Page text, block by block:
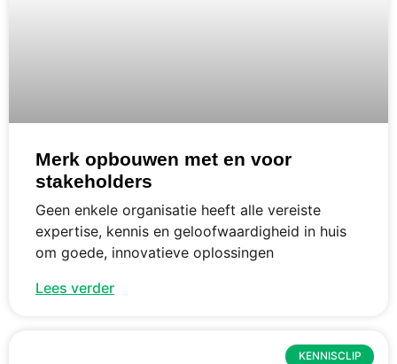
Merk opbouwen met en voor
stakeholders
Geen enkele organisatie heeft alle vereiste
expertise, kennis en geloofwaardigheid in huis
om goede, innovatieve oplossingen
Lees verder
KENNISCLIP